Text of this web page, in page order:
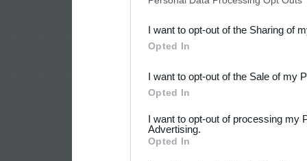
Downstream Participants
third parties.
I want to opt-out of the Sharing of
Opted In
I want to opt-out of the Sale of my
Opted In
I want to opt-out of processing my
Advertising.
Opted In